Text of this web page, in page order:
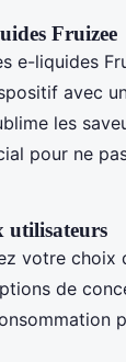
Fruizee
e-liquides
avec
les
pour ne
utilisateurs
votre choix
de